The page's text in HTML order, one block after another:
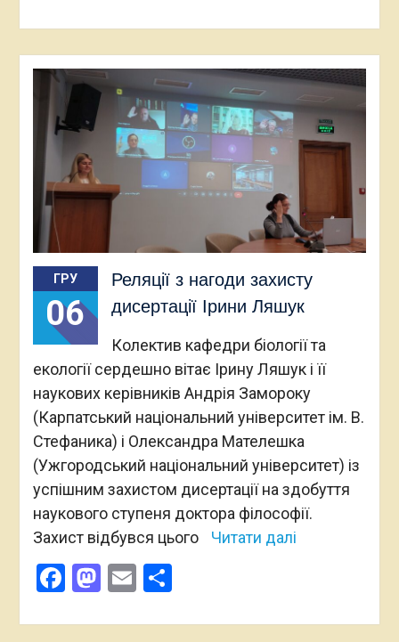
ГРУ
06
Реляції з нагоди захисту
дисертації Ірини Ляшук
Колектив кафедри біології та
екології сердешно вітає Ірину Ляшук і її
наукових керівників Андрія Замороку
(Карпатський національний університет ім. В.
Стефаника) і Олександра Мателешка
(Ужгородський національний університет) із
успішним захистом дисертації на здобуття
наукового ступеня доктора філософії.
Захист відбувся цього
Читати далі
Facebook
Mastodon
EmailПоділитися